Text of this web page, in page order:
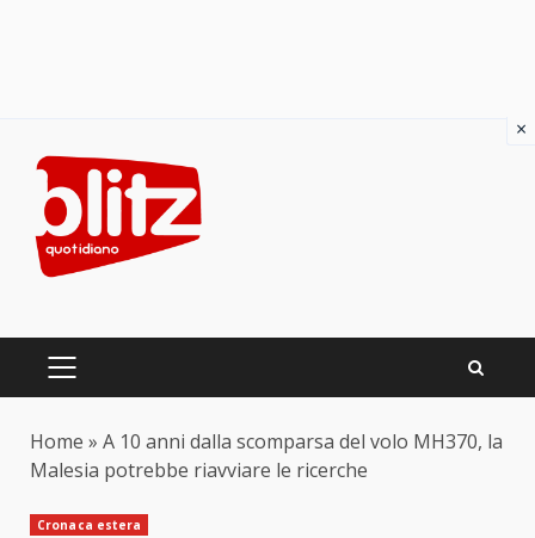
content
PRIMARY
Home » A 10 anni dalla scomparsa del volo MH370, la
Malesia potrebbe riavviare le ricerche
Cronaca estera
×